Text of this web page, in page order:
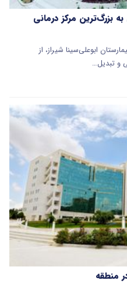
بزرگ‌ترین مرکز درمانی
ابوعلی‌سینا شیراز، از
و تبدیل…
منطقه